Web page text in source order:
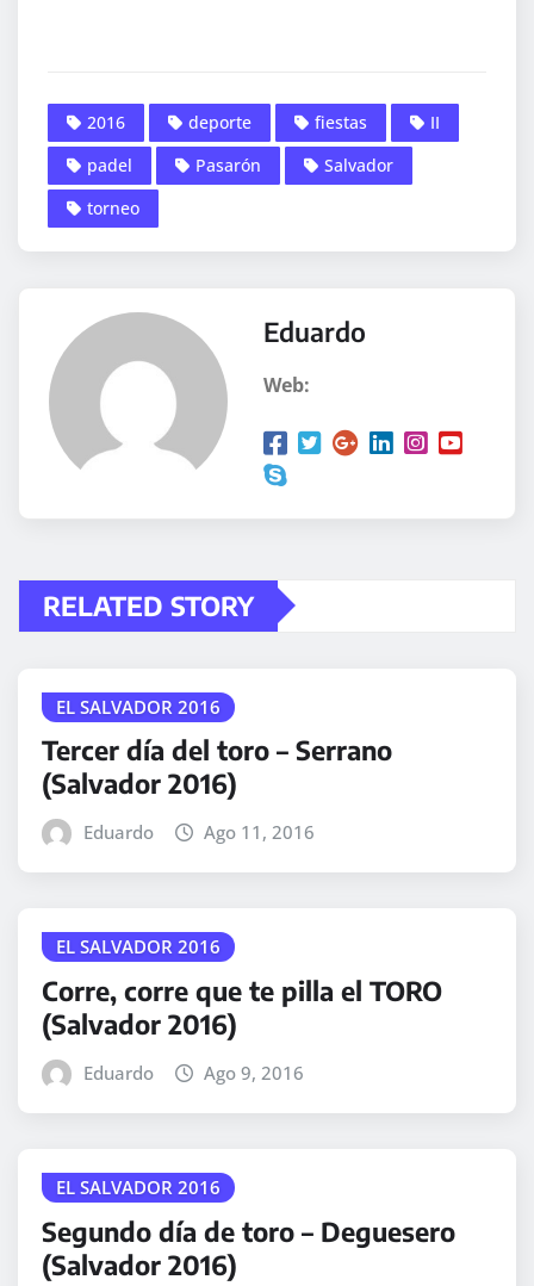
2016 deporte fiestas
II
padel
Pasarón
Salvador
torneo
Eduardo
Web:
RELATED STORY
EL SALVADOR 2016
Tercer día del toro – Serrano
(Salvador 2016)
Eduardo Ago 11, 2016
EL SALVADOR 2016
Corre, corre que te pilla el TORO
(Salvador 2016)
Eduardo Ago 9, 2016
EL SALVADOR 2016
Segundo día de toro – Deguesero
(Salvador 2016)